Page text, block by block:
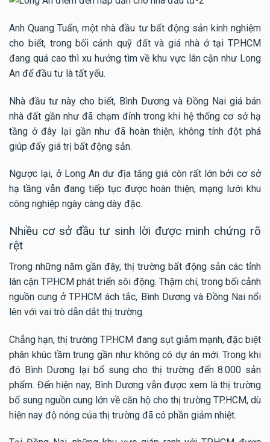
Anh Quang Tuấn, một nhà đầu tư bất động sản kinh nghiệm
cho biết, trong bối cảnh quỹ đất và giá nhà ở tại TP.HCM
đang quá cao thì xu hướng tìm về khu vực lân cận như Long
An để đầu tư là tất yếu.
Nhà đầu tư này cho biết, Bình Dương và Đồng Nai giá bán
nhà đất gần như đã chạm đỉnh trong khi hệ thống cơ sở hạ
tầng ở đây lại gần như đã hoàn thiện, không tính đột phá
giúp đẩy giá trị bất động sản.
Ngược lại, ở Long An dư địa tăng giá còn rất lớn bởi cơ sở
hạ tầng vẫn đang tiếp tục được hoàn thiện, mạng lưới khu
công nghiệp ngày càng dày đặc.
Nhiều cơ sở đầu tư sinh lời được minh chứng rõ
rệt
Trong những năm gần đây, thị trường bất động sản các tỉnh
lân cận TP.HCM phát triển sôi động. Thậm chí, trong bối cảnh
nguồn cung ở TP.HCM ách tắc, Bình Dương và Đồng Nai nổi
lên với vai trò dẫn dắt thị trường.
Chẳng hạn, thị trường TP.HCM đang sụt giảm mạnh, đặc biệt
phân khúc tầm trung gần như không có dự án mới. Trong khi
đó Bình Dương lại bổ sung cho thị trường đến 8.000 sản
phẩm. Đến hiện nay, Bình Dương vẫn được xem là thị trường
bổ sung nguồn cung lớn về căn hộ cho thị trường TP.HCM, dù
hiện nay độ nóng của thị trường đã có phần giảm nhiệt.